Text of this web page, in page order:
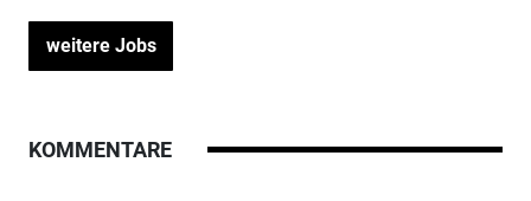
weitere Jobs
KOMMENTARE